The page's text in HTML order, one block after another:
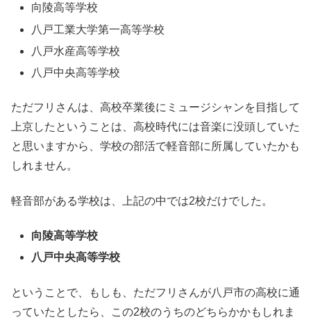
向陵高等学校
八戸工業大学第一高等学校
八戸水産高等学校
八戸中央高等学校
ただフリさんは、高校卒業後にミュージシャンを目指して
上京したということは、高校時代には音楽に没頭していた
と思いますから、学校の部活で軽音部に所属していたかも
しれません。
軽音部がある学校は、上記の中では2校だけでした。
向陵高等学校
八戸中央高等学校
ということで、もしも、ただフリさんが八戸市の高校に通
っていたとしたら、この2校のうちのどちらかかもしれま